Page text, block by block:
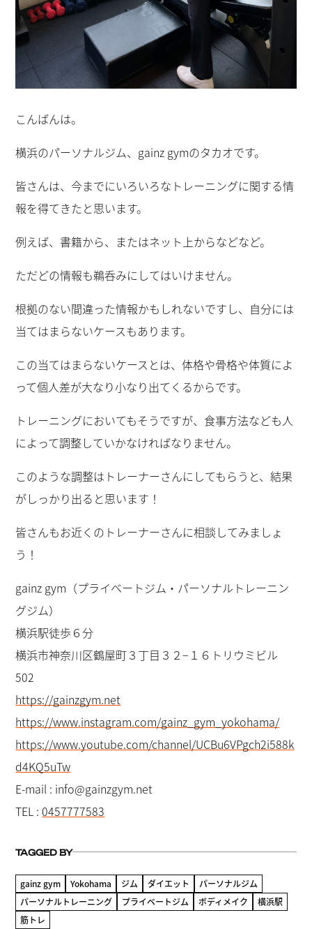
こんばんは。
横浜のパーソナルジム、gainz gymのタカオです。
皆さんは、今までにいろいろなトレーニングに関する情
報を得てきたと思います。
例えば、書籍から、またはネット上からなどなど。
ただどの情報も鵜呑みにしてはいけません。
根拠のない間違った情報かもしれないですし、自分には
当てはまらないケースもあります。
この当てはまらないケースとは、体格や骨格や体質によ
って個人差が大なり小なり出てくるからです。
トレーニングにおいてもそうですが、食事方法なども人
によって調整していかなければなりません。
このような調整はトレーナーさんにしてもらうと、結果
がしっかり出ると思います！
皆さんもお近くのトレーナーさんに相談してみましょ
う！
gainz gym（プライベートジム・パーソナルトレーニン
グジム）
横浜駅徒歩６分
横浜市神奈川区鶴屋町３丁目３２−１６トリウミビル
502
https://gainzgym.net
https://www.instagram.com/gainz_gym_yokohama/
https://www.youtube.com/channel/UCBu6VPgch2i588k
d4KQ5uTw
E-mail : info@gainzgym.net
TEL :0457777583
TAGGED BY
gainz gym Yokohama ジム ダイエット
パーソナルジム
パーソナルトレーニング
プライベートジム ボディメイク
横浜駅
筋トレ